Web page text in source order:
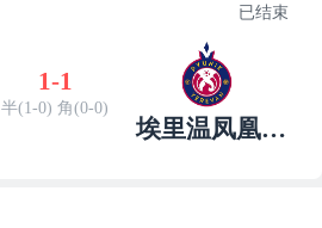
已结束
1-1
半(1-0) 角(0-0)
埃里温凤凰B